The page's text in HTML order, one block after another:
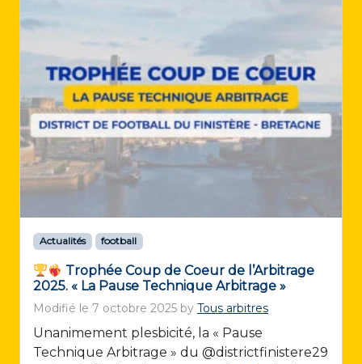
Actualités football
Trophée Coup de Coeur de l’Arbitrage
2025. « La Pause Technique Arbitrage »
Modifié le 7 octobre 2025 by Tous arbitres
Unanimement plesbicité, la « Pause
Technique Arbitrage » du @districtfinistere29